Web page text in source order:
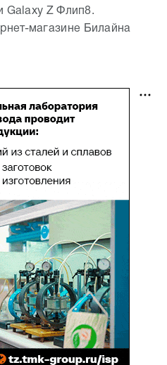
Galaxy Z Флип8.
магазине Билайна